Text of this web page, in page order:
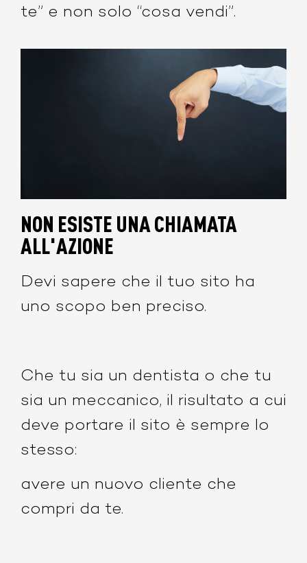
te” e non solo “cosa vendi”.
NON ESISTE UNA CHIAMATA
ALL'AZIONE
Devi sapere che il tuo sito ha
uno scopo ben preciso.
Che tu sia un dentista o che tu
sia un meccanico, il risultato a cui
deve portare il sito è sempre lo
stesso:
avere un nuovo cliente che
compri da te.